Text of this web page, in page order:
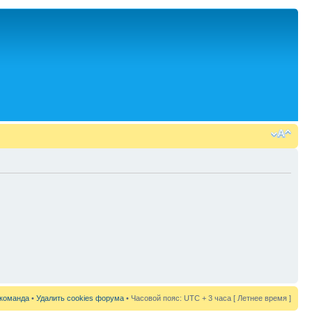
• Удалить cookies форума • Часовой пояс: UTC + 3 часа [ Летнее время ]